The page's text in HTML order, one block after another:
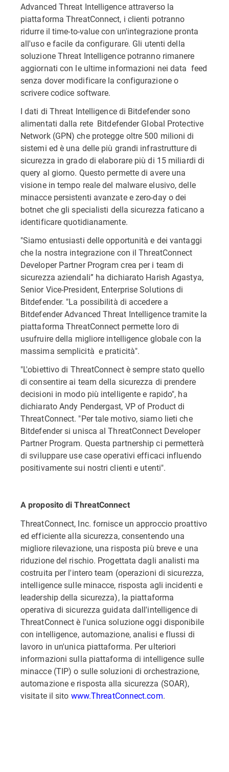
Advanced Threat Intelligence attraverso la
piattaforma ThreatConnect, i clienti potranno
ridurre il time-to-value con un'integrazione pronta
all'uso e facile da configurare. Gli utenti della
soluzione Threat Intelligence potranno rimanere
aggiornati con le ultime informazioni nei data feed
senza dover modificare la configurazione o
scrivere codice software.
I dati di Threat Intelligence di Bitdefender sono
alimentati dalla rete Bitdefender Global Protective
Network (GPN) che protegge oltre 500 milioni di
sistemi ed è una delle più grandi infrastrutture di
sicurezza in grado di elaborare più di 15 miliardi di
query al giorno. Questo permette di avere una
visione in tempo reale del malware elusivo, delle
minacce persistenti avanzate e zero-day o dei
botnet che gli specialisti della sicurezza faticano a
identificare quotidianamente.
"Siamo entusiasti delle opportunità e dei vantaggi
che la nostra integrazione con il ThreatConnect
Developer Partner Program crea per i team di
sicurezza aziendali” ha dichiarato Harish Agastya,
Senior Vice-President, Enterprise Solutions di
Bitdefender. "La possibilità di accedere a
Bitdefender Advanced Threat Intelligence tramite la
piattaforma ThreatConnect permette loro di
usufruire della migliore intelligence globale con la
massima semplicità e praticità".
"L'obiettivo di ThreatConnect è sempre stato quello
di consentire ai team della sicurezza di prendere
decisioni in modo più intelligente e rapido", ha
dichiarato Andy Pendergast, VP of Product di
ThreatConnect. "Per tale motivo, siamo lieti che
Bitdefender si unisca al ThreatConnect Developer
Partner Program. Questa partnership ci permetterà
di sviluppare use case operativi efficaci influendo
positivamente sui nostri clienti e utenti".
A proposito di ThreatConnect
ThreatConnect, Inc. fornisce un approccio proattivo
ed efficiente alla sicurezza, consentendo una
migliore rilevazione, una risposta più breve e una
riduzione del rischio. Progettata dagli analisti ma
costruita per l'intero team (operazioni di sicurezza,
intelligence sulle minacce, risposta agli incidenti e
leadership della sicurezza), la piattaforma
operativa di sicurezza guidata dall'intelligence di
ThreatConnect è l'unica soluzione oggi disponibile
con intelligence, automazione, analisi e flussi di
lavoro in un'unica piattaforma. Per ulteriori
informazioni sulla piattaforma di intelligence sulle
minacce (TIP) o sulle soluzioni di orchestrazione,
automazione e risposta alla sicurezza (SOAR),
visitate il sito www.ThreatConnect.com.